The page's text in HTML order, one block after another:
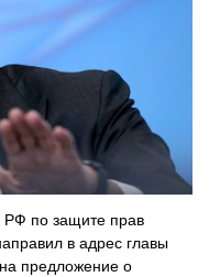
РФ по защите прав
в адрес главы
предложение о